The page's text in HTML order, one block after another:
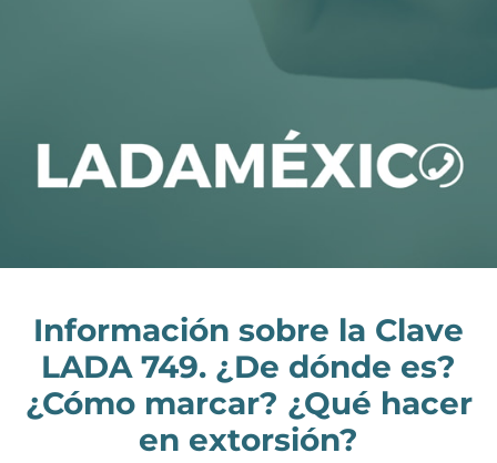
Información sobre la Clave
LADA 749. ¿De dónde es?
¿Cómo marcar? ¿Qué hacer
en extorsión?